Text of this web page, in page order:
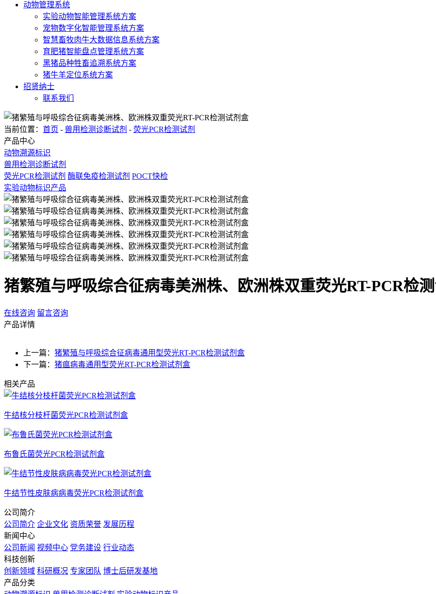
动物管理系统
实验动物智能管理系统方案
宠物数字化智能管理系统方案
智慧畜牧肉牛大数据信息系统方案
育肥猪智能盘点管理系统方案
黑猪品种牲畜追溯系统方案
猪牛羊定位系统方案
招贤纳士
联系我们
当前位置： 首页 - 兽用检测诊断试剂 - 荧光PCR检测试剂
产品中心
动物溯源标识
兽用检测诊断试剂
荧光PCR检测试剂 酶联免疫检测试剂 POCT快检
实验动物标识产品
猪繁殖与呼吸综合征病毒美洲株、欧洲株双重荧光RT-PCR检
在线咨询 留言咨询
产品详情
上一篇： 猪繁殖与呼吸综合征病毒通用型荧光RT-PCR检测试剂盒
下一篇： 猪瘟病毒通用型荧光RT-PCR检测试剂盒
相关产品
牛结核分枝杆菌荧光PCR检测试剂盒
布鲁氏菌荧光PCR检测试剂盒
牛结节性皮肤病病毒荧光PCR检测试剂盒
公司简介
公司简介 企业文化 资质荣誉 发展历程
新闻中心
公司新闻 视频中心 党务建设 行业动态
科技创新
创新领域 科研概况 专家团队 博士后研发基地
产品分类